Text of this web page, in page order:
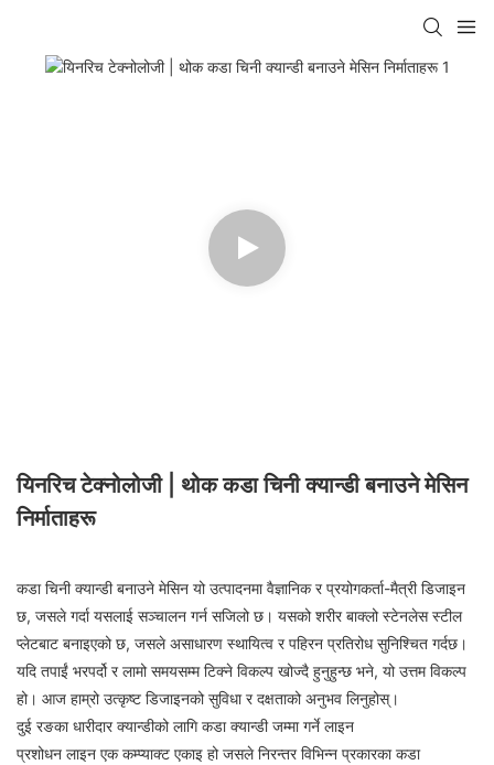
यिनरिच टेक्नोलोजी | थोक कडा चिनी क्यान्डी बनाउने मेसिन
निर्माताहरू
कडा चिनी क्यान्डी बनाउने मेसिन यो उत्पादनमा वैज्ञानिक र प्रयोगकर्ता-मैत्री डिजाइन
छ, जसले गर्दा यसलाई सञ्चालन गर्न सजिलो छ। यसको शरीर बाक्लो स्टेनलेस स्टील
प्लेटबाट बनाइएको छ, जसले असाधारण स्थायित्व र पहिरन प्रतिरोध सुनिश्चित गर्दछ।
यदि तपाईं भरपर्दो र लामो समयसम्म टिक्ने विकल्प खोज्दै हुनुहुन्छ भने, यो उत्तम विकल्प
हो। आज हाम्रो उत्कृष्ट डिजाइनको सुविधा र दक्षताको अनुभव लिनुहोस्।
दुई रङका धारीदार क्यान्डीको लागि कडा क्यान्डी जम्मा गर्ने लाइन
प्रशोधन लाइन एक कम्प्याक्ट एकाइ हो जसले निरन्तर विभिन्न प्रकारका कडा